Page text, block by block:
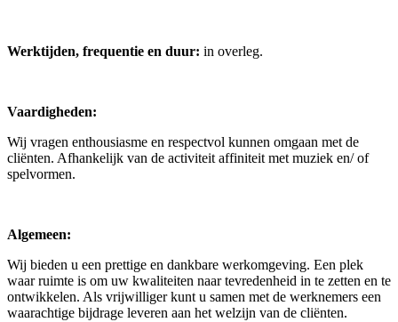
Werktijden, frequentie en duur: in overleg.
Vaardigheden:
Wij vragen enthousiasme en respectvol kunnen omgaan met de
cliënten. Afhankelijk van de activiteit affiniteit met muziek en/ of
spelvormen.
Algemeen:
Wij bieden u een prettige en dankbare werkomgeving. Een plek
waar ruimte is om uw kwaliteiten naar tevredenheid in te zetten en te
ontwikkelen. Als vrijwilliger kunt u samen met de werknemers een
waarachtige bijdrage leveren aan het welzijn van de cliënten.